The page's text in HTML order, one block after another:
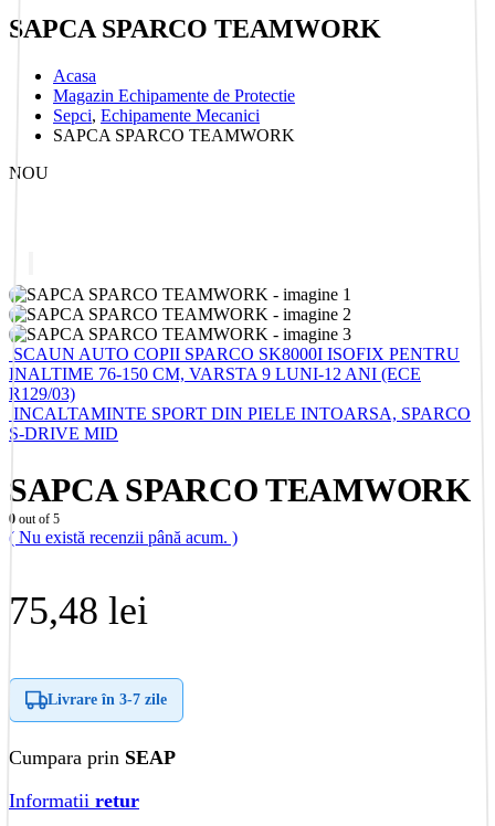
SAPCA SPARCO TEAMWORK
Acasa
Magazin Echipamente de Protectie
Sepci, Echipamente Mecanici
SAPCA SPARCO TEAMWORK
NOU
SCAUN AUTO COPII SPARCO SK8000I ISOFIX PENTRU
INALTIME 76-150 CM, VARSTA 9 LUNI-12 ANI (ECE
R129/03)
INCALTAMINTE SPORT DIN PIELE INTOARSA, SPARCO
S-DRIVE MID
SAPCA SPARCO TEAMWORK
0 out of 5
( Nu există recenzii până acum. )
75,48 lei
Livrare în 3-7 zile
Cumpara prin SEAP
Informatii retur